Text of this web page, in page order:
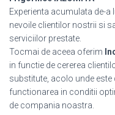
Experienta acumulata de-a
nevoile clientilor nostrii si
serviciilor prestate.
Tocmai de aceea oferim
in functie de cererea
substitute, acolo unde
functionarea in conditii
de compania noastra.